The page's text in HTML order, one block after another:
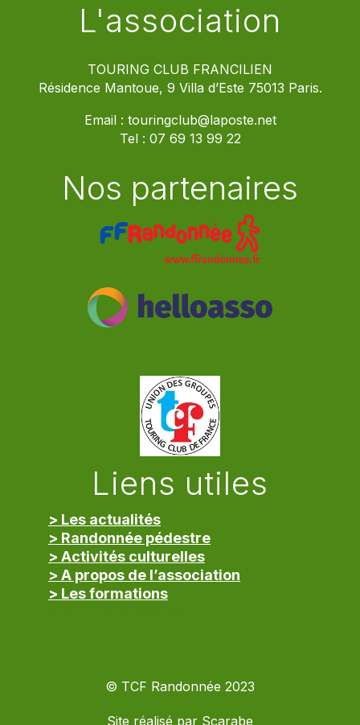
L'association
TOURING CLUB FRANCILIEN
Résidence Mantoue, 9 Villa d’Este 75013 Paris.
Email : touringclub@laposte.net
Tel : 07 69 13 99 22
Nos partenaires
Liens utiles
> Les actualités
> Randonnée pédestre
> Activités culturelles
> A propos de l’association
> Les formations
© TCF Randonnée 2023
Site réalisé par Scarabe